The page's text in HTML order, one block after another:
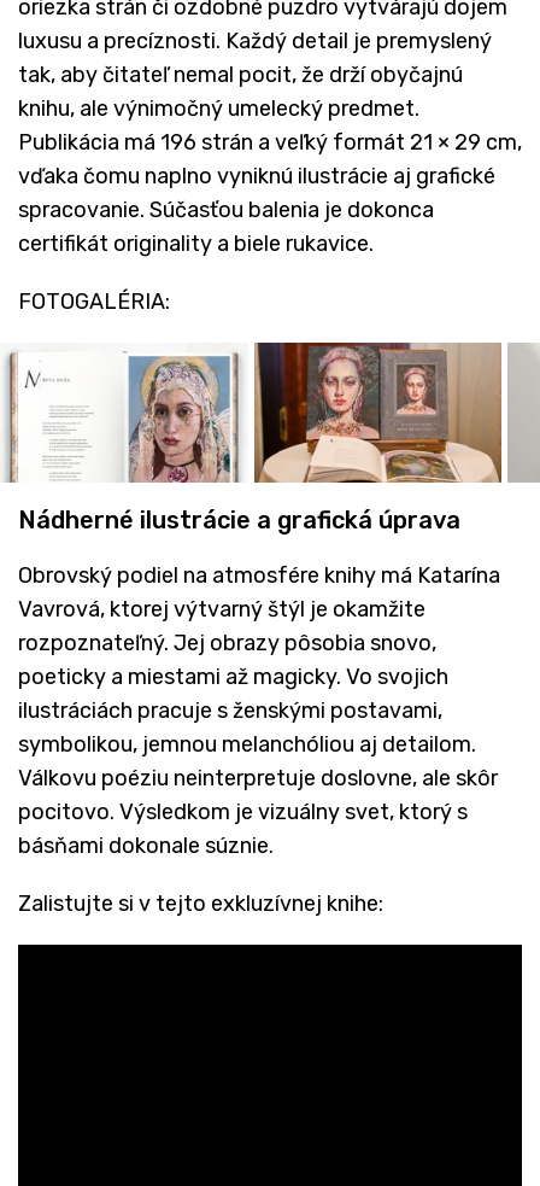
oriezka strán či ozdobné puzdro vytvárajú dojem
luxusu a precíznosti. Každý detail je premyslený
tak, aby čitateľ nemal pocit, že drží obyčajnú
knihu, ale výnimočný umelecký predmet.
Publikácia má 196 strán a veľký formát 21 × 29 cm,
vďaka čomu naplno vyniknú ilustrácie aj grafické
spracovanie. Súčasťou balenia je dokonca
certifikát originality a biele rukavice.
FOTOGALÉRIA:
Nádherné ilustrácie a grafická úprava
Obrovský podiel na atmosfére knihy má Katarína
Vavrová, ktorej výtvarný štýl je okamžite
rozpoznateľný. Jej obrazy pôsobia snovo,
poeticky a miestami až magicky. Vo svojich
ilustráciách pracuje s ženskými postavami,
symbolikou, jemnou melanchóliou aj detailom.
Válkovu poéziu neinterpretuje doslovne, ale skôr
pocitovo. Výsledkom je vizuálny svet, ktorý s
básňami dokonale súznie.
Zalistujte si v tejto exkluzívnej knihe: